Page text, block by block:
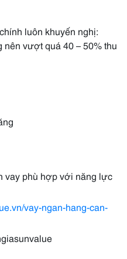
luôn khuyến nghị:
vượt quá 40 – 50% thu
vay phù hợp với năng lực
vay-ngan-hang-can-